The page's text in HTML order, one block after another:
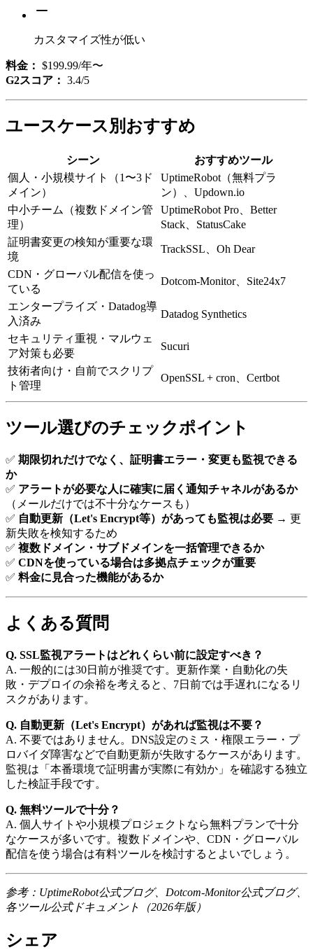
カスタマイズ性が低い
料金： $199.99/年〜
G2スコア： 3.4/5
ユースケース別おすすめ
シーン
おすすめツール
個人・小規模サイト（1〜3ド
メイン）
UptimeRobot（無料プラ
ン）、Updown.io
中小チーム（複数ドメイン管
理）
UptimeRobot Pro、Better
Stack、StatusCake
証明書変更の検知が重要な環
境
TrackSSL、Oh Dear
CDN・グローバル配信を使っ
ている
Dotcom-Monitor、Site24x7
エンタープライズ・Datadog導
入済み
Datadog Synthetics
セキュリティ重視・マルウェ
ア対策も必要
Sucuri
技術者向け・自前でスクリプ
ト管理
OpenSSL + cron、Certbot
ツール選びのチェックポイント
✅ 期限切れだけでなく、証明書エラー・変更も監視できる
か
✅ アラートが必要な人に確実に届く通知チャネルがあるか
（メールだけでは不十分なケースも）
✅ 自動更新（Let's Encrypt等）があっても監視は必要 → 更
新失敗を検知するため
✅ 複数ドメイン・サブドメインを一括管理できるか
✅ CDNを使っている場合は多拠点チェックが重要
✅ 料金に見合った機能があるか
よくある質問
Q. SSL監視アラートはどれくらい前に設定すべき？
A. 一般的には30日前が推奨です。更新作業・自動化の失
敗・デプロイの余裕を考えると、7日前では手遅れになるリ
スクがあります。
Q. 自動更新（Let's Encrypt）があれば監視は不要？
A. 不要ではありません。DNS設定のミス・権限エラー・プ
ロバイダ障害などで自動更新が失敗するケースがあります。
監視は「本番環境で証明書が実際に有効か」を確認する独立
した検証手段です。
Q. 無料ツールで十分？
A. 個人サイトや小規模プロジェクトなら無料プランで十分
なケースが多いです。複数ドメインや、CDN・グローバル
配信を使う場合は有料ツールを検討するとよいでしょう。
参考：UptimeRobot公式ブログ、Dotcom-Monitor公式ブログ、
各ツール公式ドキュメント（2026年版）
シェア